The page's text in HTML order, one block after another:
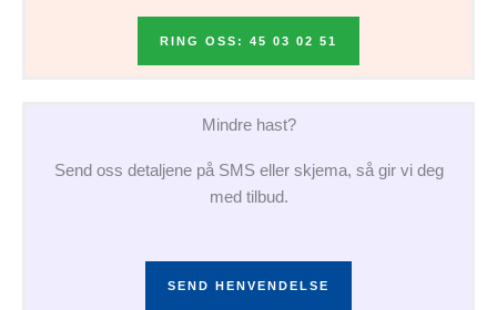
RING OSS: 45 03 02 51
Mindre hast?
Send oss detaljene på SMS eller skjema, så gir vi deg
med tilbud.
SEND HENVENDELSE